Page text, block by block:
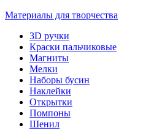
Материалы для творчества
3D ручки
Краски пальчиковые
Магниты
Мелки
Наборы бусин
Наклейки
Открытки
Помпоны
Шенил